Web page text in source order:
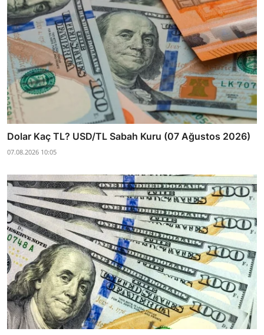
Dolar Kaç TL? USD/TL Sabah Kuru (07 Ağustos 2026)
07.08.2026 10:05